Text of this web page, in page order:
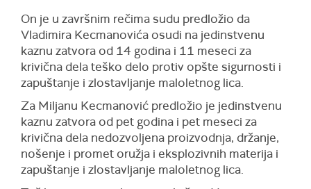
On je u završnim rečima sudu predložio da
Vladimira Kecmanovića osudi na jedinstvenu
kaznu zatvora od 14 godina i 11 meseci za
krivična dela teško delo protiv opšte sigurnosti i
zapuštanje i zlostavljanje maloletnog lica.
Za Miljanu Kecmanović predložio je jedinstvenu
kaznu zatvora od pet godina i pet meseci za
krivična dela nedozvoljena proizvodnja, držanje,
nošenje i promet oružja i eksplozivnih materija i
zapuštanje i zlostavljanje maloletnog lica.